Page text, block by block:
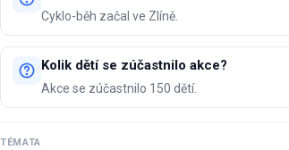
Cyklo-běh začal ve Zlíně.
Kolik dětí se zúčastnilo akce?
Akce se zúčastnilo 150 dětí.
TÉMATA